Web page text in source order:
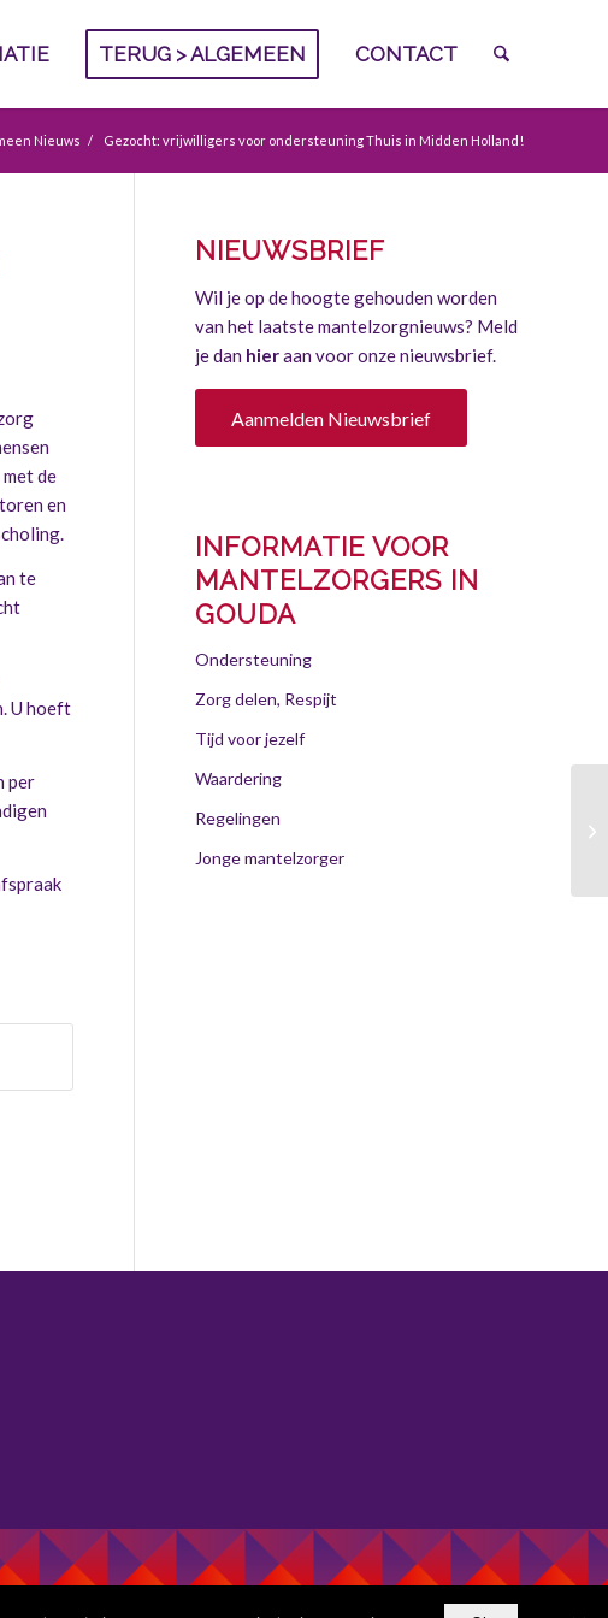
TERUG > ALGEMEEN CONTACT
Nieuws / Gezocht: vrijwilligers voor ondersteuning Thuis in Midden Holland!
de
en
te
U hoeft
per
NIEUWSBRIEF
Wil je op de hoogte gehouden worden
van het laatste mantelzorgnieuws? Meld
je dan hieraan voor onze nieuwsbrief.
Aanmelden Nieuwsbrief
INFORMATIE VOOR
MANTELZORGERS IN
GOUDA
Ondersteuning
Zorg delen, Respijt
Tijd voor jezelf
Waardering
Regelingen
Jonge mantelzorger